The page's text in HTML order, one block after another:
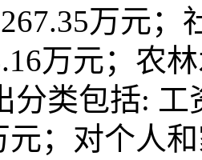
万元；
万元；农
分类包括: 工
元；对个人